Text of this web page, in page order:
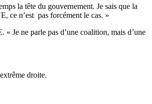
la tête du gouvernement. Je sais que la
ce n’est pas forcément le cas. »
Je ne parle pas d’une coalition, mais d’une
droite.